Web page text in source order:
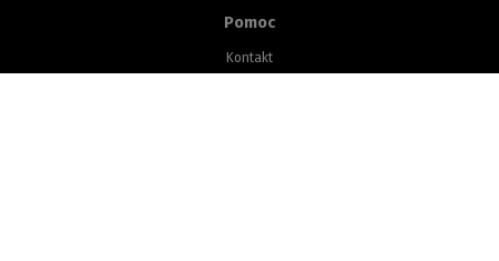
Pomoc
Kontakt